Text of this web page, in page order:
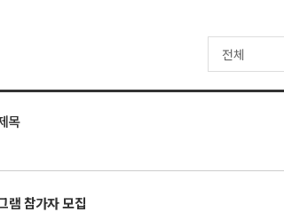
전체
목
램 참가자 모집